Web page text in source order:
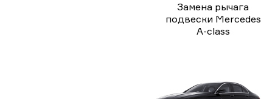
Замена рычага
подвески Mercedes
A-class